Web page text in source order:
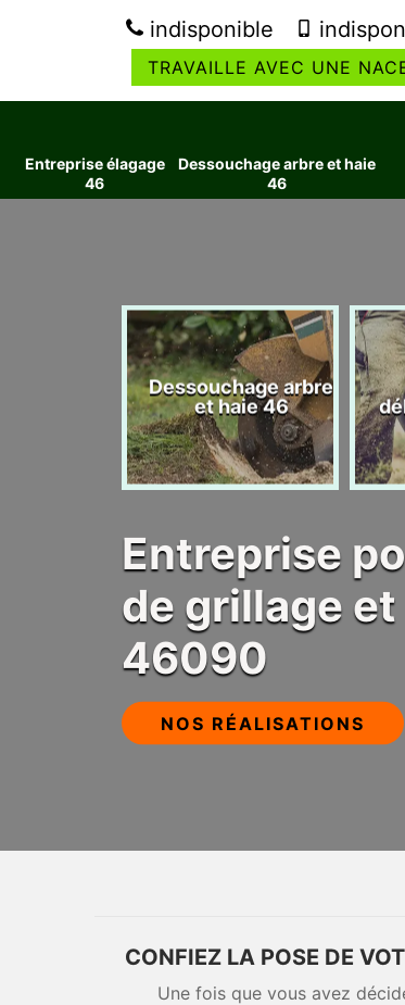
indisponible
TRAVAILLE AVEC UNE
Entreprise élagage
46
Dessouchage arbre et haie
46
Dessouchage arbre
et haie 46
Entreprise
de grillage
46090
NOS RÉALISATIONS
CONFIEZ LA POSE DE
Une fois que vous avez